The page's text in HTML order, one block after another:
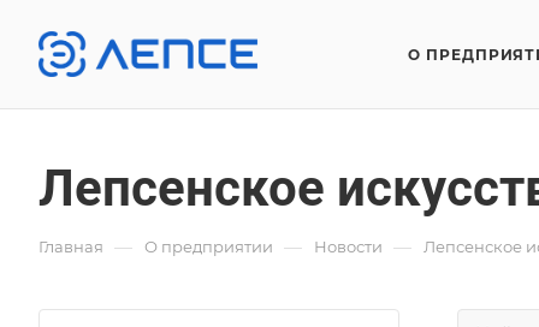
О
Лепсенское
Главная — О предприятии — Новости — Лепсенское